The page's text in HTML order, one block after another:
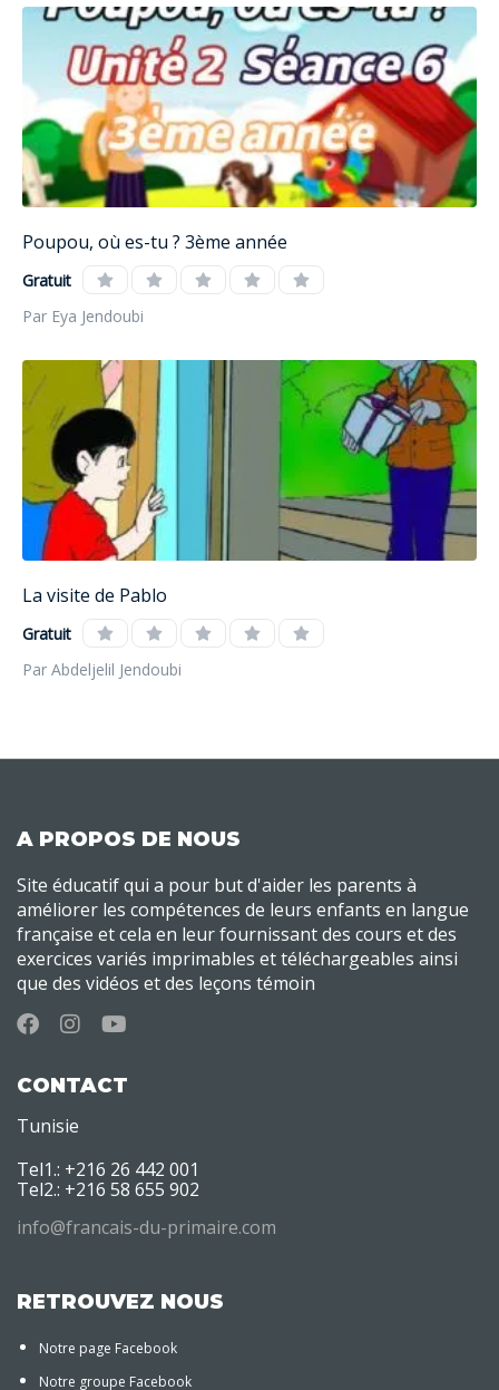
Poupou, où es-tu ? 3ème année
Gratuit
Par Eya Jendoubi
La visite de Pablo
Gratuit
Par Abdeljelil Jendoubi
A PROPOS DE NOUS
Site éducatif qui a pour but d'aider les parents à
améliorer les compétences de leurs enfants en langue
française et cela en leur fournissant des cours et des
exercices variés imprimables et téléchargeables ainsi
que des vidéos et des leçons témoin
CONTACT
Tunisie
Tel1.: +216 26 442 001
Tel2.: +216 58 655 902
info@francais-du-primaire.com
RETROUVEZ NOUS
Notre page Facebook
Notre groupe Facebook